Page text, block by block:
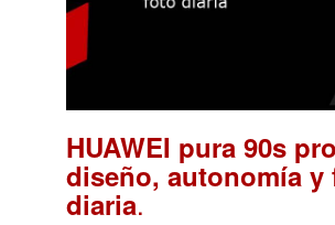
HUAWEI pura 90s
diseño, autonomía y
diaria.